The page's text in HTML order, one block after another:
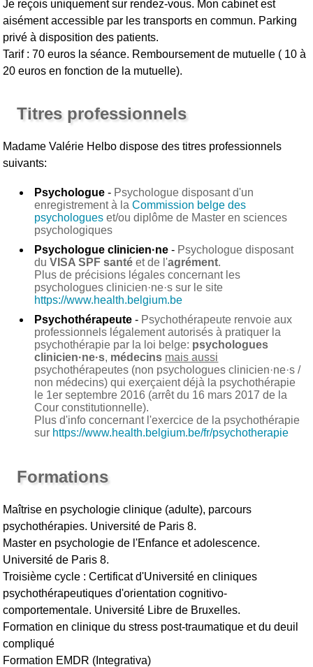
Je reçois uniquement sur rendez-vous. Mon cabinet est
aisément accessible par les transports en commun. Parking
privé à disposition des patients.
Tarif : 70 euros la séance. Remboursement de mutuelle ( 10 à
20 euros en fonction de la mutuelle).
Titres professionnels
Madame Valérie Helbo dispose des titres professionnels
suivants:
Psychologue - Psychologue disposant d'un
enregistrement à laCommission belge des
psychologues et/ou diplôme de Master en sciences
psychologiques
Psychologue clinicien·ne - Psychologue disposant
duVISA SPF santé et de l'agrément.
Plus de précisions légales concernant les
psychologues clinicien·ne·s sur le site
https://www.health.belgium.be
Psychothérapeute - Psychothérapeute renvoie aux
professionnels légalement autorisés à pratiquer la
psychothérapie par la loi belge: psychologues
clinicien·ne·s, médecins mais aussi
psychothérapeutes (non psychologues clinicien·ne·s /
non médecins) qui exerçaient déjà la psychothérapie
le 1er septembre 2016 (arrêt du 16 mars 2017 de la
Cour constitutionnelle).
Plus d'info concernant l'exercice de la psychothérapie
sur https://www.health.belgium.be/fr/psychotherapie
Formations
Maîtrise en psychologie clinique (adulte), parcours
psychothérapies. Université de Paris 8.
Master en psychologie de l'Enfance et adolescence.
Université de Paris 8.
Troisième cycle : Certificat d'Université en cliniques
psychothérapeutiques d'orientation cognitivo-
comportementale. Université Libre de Bruxelles.
Formation en clinique du stress post-traumatique et du deuil
compliqué
Formation EMDR (Integrativa)